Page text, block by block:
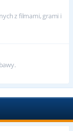
z filmami, grami i